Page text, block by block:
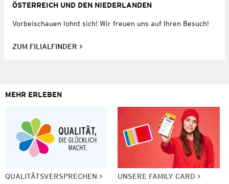
ÖSTERREICH UND DEN NIEDERLANDEN
Vorbeischauen lohnt sich! Wir freuen uns auf Ihren Besuch!
ZUM FILIALFINDER
MEHR ERLEBEN
QUALITÄTSVERSPRECHEN UNSERE FAMILY CARD